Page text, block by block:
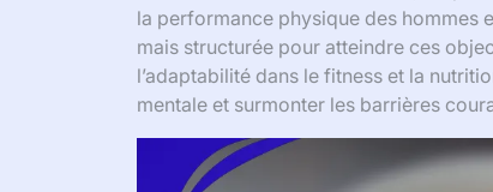
la performance physique des hommes
mais structurée pour atteindre ces
l’adaptabilité dans le fitness et la
mentale et surmonter les barrières